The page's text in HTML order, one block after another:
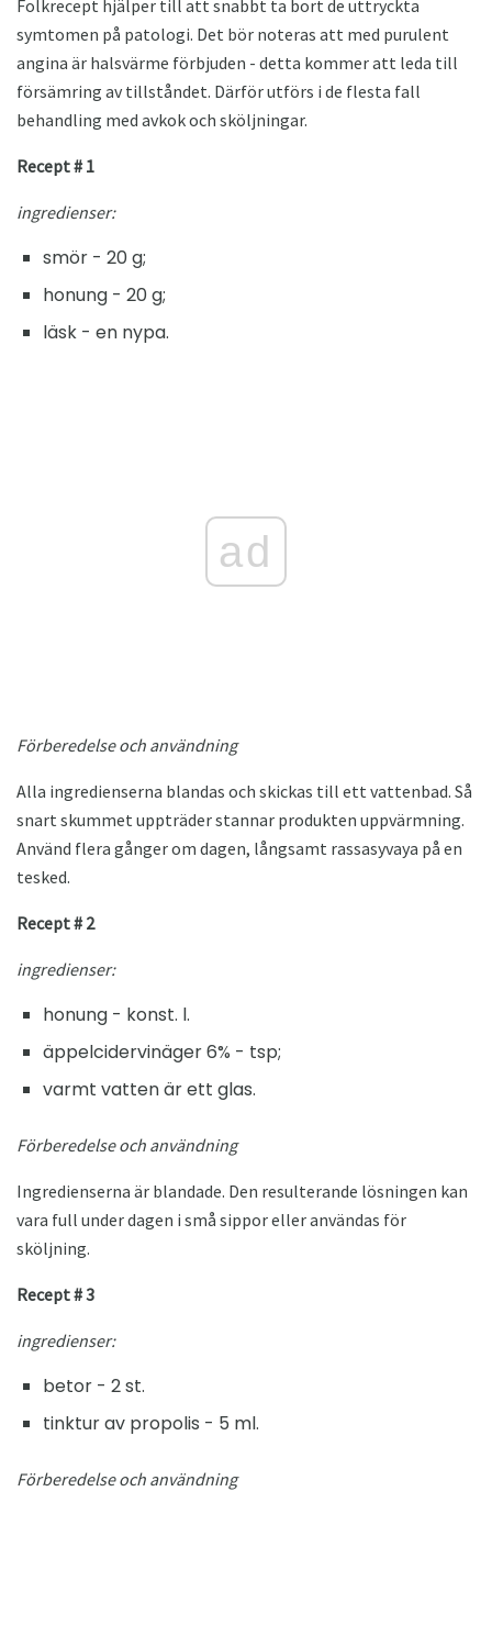
Folkrecept hjälper till att snabbt ta bort de uttryckta
symtomen på patologi. Det bör noteras att med purulent
angina är halsvärme förbjuden - detta kommer att leda till
försämring av tillståndet. Därför utförs i de flesta fall
behandling med avkok och sköljningar.
Recept # 1
ingredienser:
smör - 20 g;
honung - 20 g;
läsk - en nypa.
ad
Förberedelse och användning
Alla ingredienserna blandas och skickas till ett vattenbad. Så
snart skummet uppträder stannar produkten uppvärmning.
Använd flera gånger om dagen, långsamt rassasyvaya på en
tesked.
Recept # 2
ingredienser:
honung - konst. l.
äppelcidervinäger 6% - tsp;
varmt vatten är ett glas.
Förberedelse och användning
Ingredienserna är blandade. Den resulterande lösningen kan
vara full under dagen i små sippor eller användas för
sköljning.
Recept # 3
ingredienser:
betor - 2 st.
tinktur av propolis - 5 ml.
Förberedelse och användning